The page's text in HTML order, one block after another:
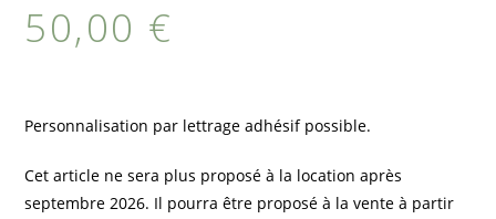
50,00 €
Personnalisation par lettrage adhésif possible.
Cet article ne sera plus proposé à la location après
septembre 2026. Il pourra être proposé à la vente à partir